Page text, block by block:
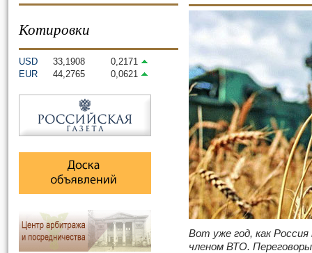
Котировки
USD 33,1908
0,2171
EUR
44,2765 0,0621
Вот уже год, как
членом ВТО. Переговоры